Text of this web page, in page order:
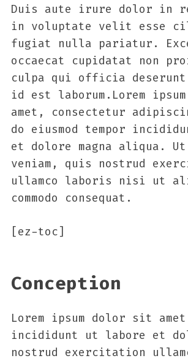
Duis aute irure dolor in
in voluptate velit esse
fugiat nulla pariatur.
occaecat cupidatat non
culpa qui officia
id est laborum.Lorem
amet, consectetur
do eiusmod tempor
et dolore magna aliqua. Ut
veniam, quis nostrud
ullamco laboris nisi ut
commodo consequat.
[ez-toc]
Conception
Lorem ipsum dolor sit
incididunt ut labore et
nostrud exercitation